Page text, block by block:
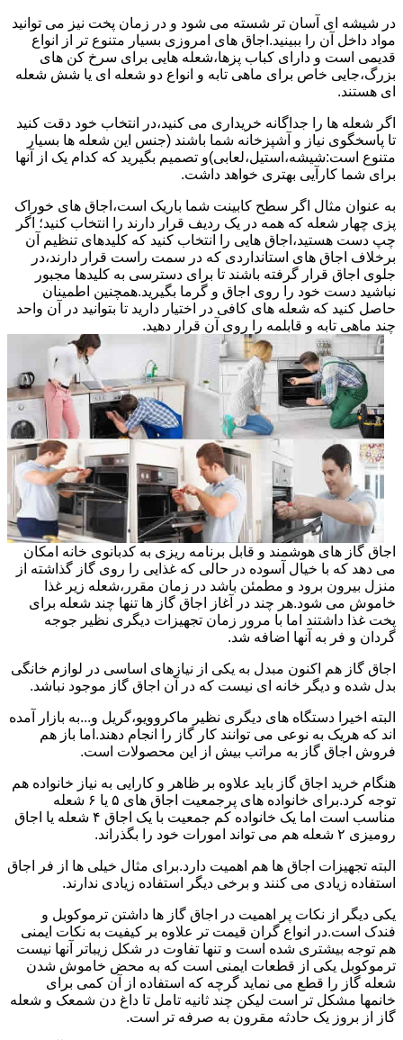
در شیشه ای آسان تر شسته می شود و در زمان پخت نیز می توانید
مواد داخل آن را ببینید.اجاق های امروزی بسیار متنوع تر از انواع
قدیمی است و دارای کباب پزها،شعله هایی برای سرخ کن های
بزرگ،جایی خاص برای ماهی تابه و انواع دو شعله ای یا شش شعله
ای هستند.
اگر شعله ها را جداگانه خریداری می کنید،در انتخاب خود دقت کنید
تا پاسخگوی نیاز و آشپزخانه شما باشند (جنس این شعله ها بسیار
متنوع است:شیشه،استیل،لعابی)و تصمیم بگیرید که کدام یک از آنها
برای شما کارآیی بهتری خواهد داشت.
به عنوان مثال اگر سطح کابینت شما باریک است،اجاق های خوراک
پزی چهار شعله که همه در یک ردیف قرار دارند را انتخاب کنید؛ اگر
چپ دست هستید،اجاق هایی را انتخاب کنید که کلیدهای تنظیم آن
برخلاف اجاق های استانداردی که در سمت راست قرار دارند،در
جلوی اجاق قرار گرفته باشند تا برای دسترسی به کلیدها مجبور
نباشید دست خود را روی اجاق و گرما بگیرید.همچنین اطمینان
حاصل کنید که شعله های کافی در اختیار دارید تا بتوانید در آن واحد
چند ماهی تابه و قابلمه را روی آن قرار دهید.
اجاق گاز های هوشمند و قابل برنامه ریزی به کدبانوی خانه امکان
می دهد که با خیال آسوده در حالی که غذایی را روی گاز گذاشته از
منزل بیرون برود و مطمئن باشد در زمان مقرر،شعله زیر غذا
خاموش می شود.هر چند در آغاز اجاق گاز ها تنها چند شعله برای
پخت غذا داشتند اما با مرور زمان تجهیزات دیگری نظیر جوجه
گردان و فر به آنها اضافه شد.
اجاق گاز هم اکنون مبدل به یکی از نیازهای اساسی در لوازم خانگی
بدل شده و دیگر خانه ای نیست که در آن اجاق گاز موجود نباشد.
البته اخیرا دستگاه های دیگری نظیر ماکروویو،گریل و...به بازار آمده
اند که هریک به نوعی می توانند کار گاز را انجام دهند.اما باز هم
فروش اجاق گاز به مراتب بیش از این محصولات است.
هنگام خرید اجاق گاز باید علاوه بر ظاهر و کارایی به نیاز خانواده هم
توجه کرد.برای خانواده های پرجمعیت اجاق های ۵ یا ۶ شعله
مناسب است اما یک خانواده کم جمعیت با یک اجاق ۴ شعله یا اجاق
رومیزی ۲ شعله هم می تواند امورات خود را بگذراند.
البته تجهیزات اجاق ها هم اهمیت دارد.برای مثال خیلی ها از فر اجاق
استفاده زیادی می کنند و برخی دیگر استفاده زیادی ندارند.
یکی دیگر از نکات پر اهمیت در اجاق گاز ها داشتن ترموکوبل و
فندک است.در انواع گران قیمت تر علاوه بر کیفیت به نکات ایمنی
هم توجه بیشتری شده است و تنها تفاوت در شکل زیباتر آنها نیست
ترموکوبل یکی از قطعات ایمنی است که به محض خاموش شدن
شعله گاز را قطع می نماید گرچه که استفاده از آن کمی برای
خانمها مشکل تر است لیکن چند ثانیه تامل تا داغ دن شمعک و شعله
گاز از بروز یک حادثه مقرون به صرفه تر است.